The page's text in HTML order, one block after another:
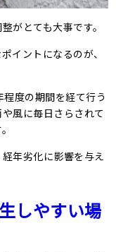
がとても大事です。
イントになるのが、
度の期間を経て行う
風に毎日さらされて
年劣化に影響を与え
しやすい場